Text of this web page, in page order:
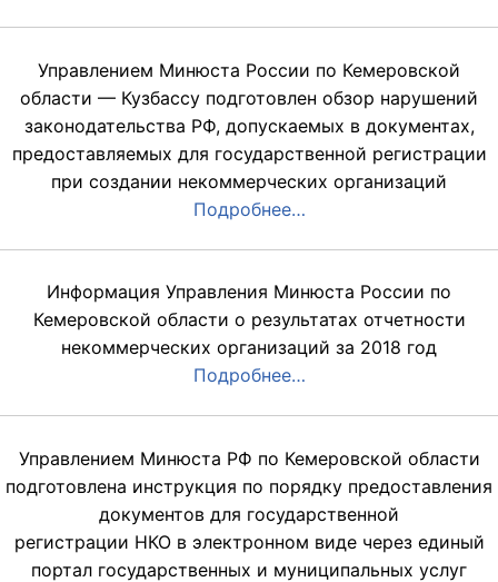
Управлением Минюста России по Кемеровской
области — Кузбассу подготовлен обзор нарушений
законодательства РФ, допускаемых в документах,
предоставляемых для государственной регистрации
при создании некоммерческих организаций
Подробнее…
Информация Управления Минюста России по
Кемеровской области о результатах отчетности
некоммерческих организаций за 2018 год
Подробнее…
Управлением Минюста РФ по Кемеровской области
подготовлена инструкция по порядку предоставления
документов для государственной
регистрации НКО в электронном виде через единый
портал государственных и муниципальных услуг